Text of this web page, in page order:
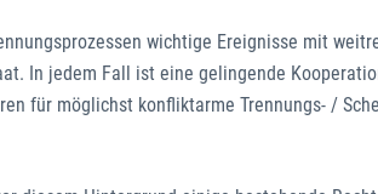
wichtige Ereignisse mit
In jedem Fall ist eine gelingende
für möglichst konfliktarme Trennungs- /